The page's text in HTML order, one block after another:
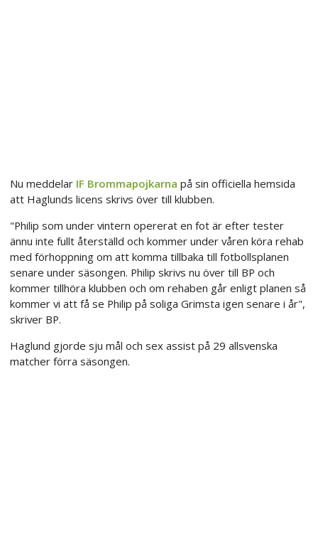
Nu meddelar IF Brommapojkarna på sin officiella hemsida
att Haglunds licens skrivs över till klubben.
"Philip som under vintern opererat en fot är efter tester
ännu inte fullt återställd och kommer under våren köra rehab
med förhoppning om att komma tillbaka till fotbollsplanen
senare under säsongen. Philip skrivs nu över till BP och
kommer tillhöra klubben och om rehaben går enligt planen så
kommer vi att få se Philip på soliga Grimsta igen senare i år",
skriver BP.
Haglund gjorde sju mål och sex assist på 29 allsvenska
matcher förra säsongen.